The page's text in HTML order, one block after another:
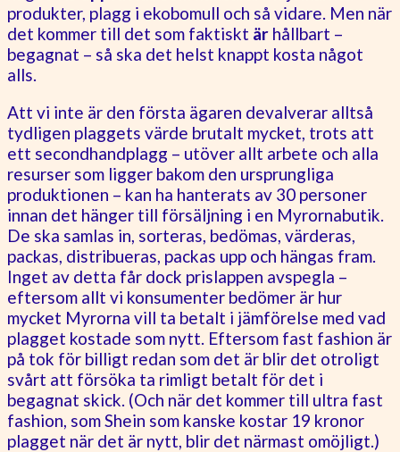
produkter, plagg i ekobomull och så vidare. Men när
det kommer till det som faktiskt är hållbart –
begagnat – så ska det helst knappt kosta något
alls.
Att vi inte är den första ägaren devalverar alltså
tydligen plaggets värde brutalt mycket, trots att
ett secondhandplagg – utöver allt arbete och alla
resurser som ligger bakom den ursprungliga
produktionen – kan ha hanterats av 30 personer
innan det hänger till försäljning i en Myrornabutik.
De ska samlas in, sorteras, bedömas, värderas,
packas, distribueras, packas upp och hängas fram.
Inget av detta får dock prislappen avspegla –
eftersom allt vi konsumenter bedömer är hur
mycket Myrorna vill ta betalt i jämförelse med vad
plagget kostade som nytt. Eftersom fast fashion är
på tok för billigt redan som det är blir det otroligt
svårt att försöka ta rimligt betalt för det i
begagnat skick. (Och när det kommer till ultra fast
fashion, som Shein som kanske kostar 19 kronor
plagget när det är nytt, blir det närmast omöjligt.)